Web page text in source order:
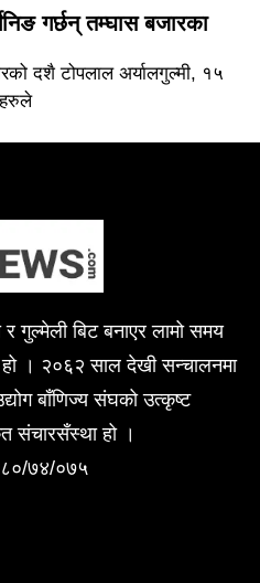
गर्छन् तम्घास बजारका
दशै टोपलाल अर्यालगुल्मी, १५
गुल्मेली बिट बनाएर लामो समय
हो । २०६२ साल देखी सन्चालनमा
बाँणिज्य संघको उत्कृष्ट
संचारसँस्था हो ।
७४/०७५